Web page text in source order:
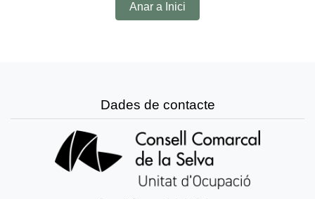
Anar a Inici
Dades de contacte